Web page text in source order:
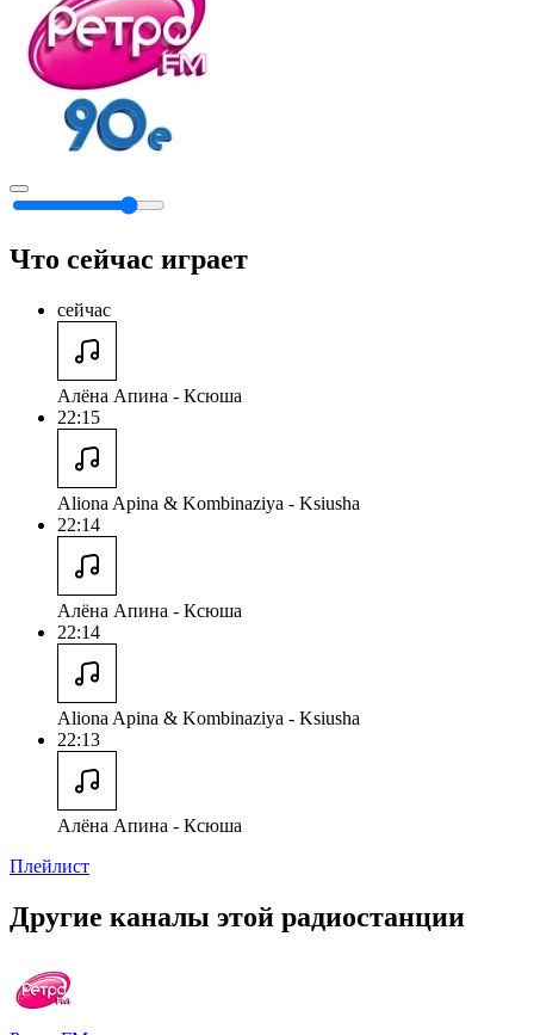
Что сейчас играет
сейчас
Алёна Апина - Ксюша
22:15
Aliona Apina & Kombinaziya - Ksiusha
22:14
Алёна Апина - Ксюша
22:14
Aliona Apina & Kombinaziya - Ksiusha
22:13
Алёна Апина - Ксюша
Плейлист
Другие каналы этой радиостанции